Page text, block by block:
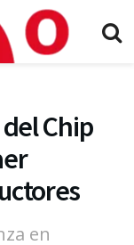
Chip
en